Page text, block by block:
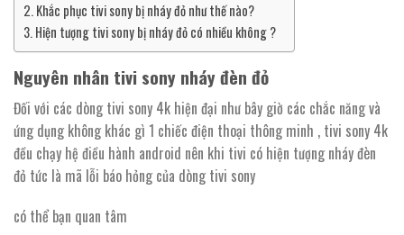
Khắc phục tivi sony bị nháy đỏ như thế nào?
Hiện tượng tivi sony bị nháy đỏ có nhiều không ?
Nguyên nhân tivi sony nháy đèn đỏ
Đối với các dòng tivi sony 4k hiện đại như bây giờ các chắc năng và
ứng dụng không khác gì 1 chiếc điện thoại thông minh , tivi sony 4k
đều chạy hệ điều hành android nên khi tivi có hiện tượng nháy đèn
đỏ tức là mã lỗi báo hỏng của dòng tivi sony
có thể bạn quan tâm